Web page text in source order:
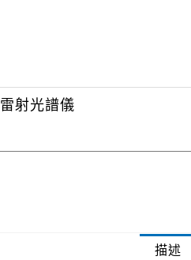
雷射光譜儀
描述